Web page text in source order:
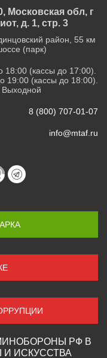
Московская обл, г
д. 1, стр. 3
район, 55 км
(парк)
18:00 (кассы до 17:00).
19:00 (кассы до 18:00).
8 (800) 707-01-07
info@mtaf.ru
РФ В
И ИСКУССТВА